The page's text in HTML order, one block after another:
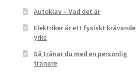
Autoklav – Vad det är
Elektriker är ett fysiskt krävande
yrke
Så tränar du med en personlig
tränare